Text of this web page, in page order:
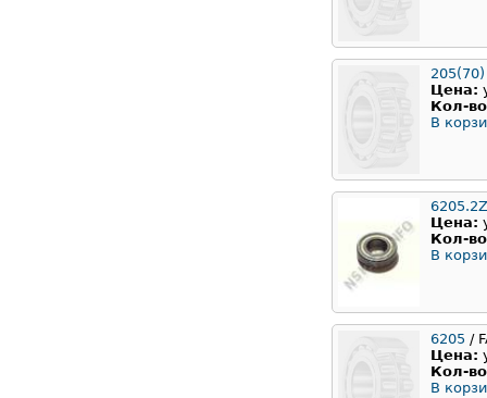
205(70)
Цена:
Кол-
В
Цена:
Кол-
В
6205 /
Цена:
Кол-
В